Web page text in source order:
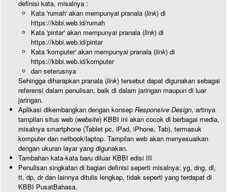
definisi kata, misalnya :
Kata 'rumah' akan mempunyai pranala (link) di
https://kbbi.web.id/rumah
Kata 'pintar' akan mempunyai pranala (link) di
https://kbbi.web.id/pintar
Kata 'komputer' akan mempunyai pranala (link) di
https://kbbi.web.id/komputer
dan seterusnya
Sehingga diharapkan pranala (link) tersebut dapat digunakan sebagai
referensi dalam penulisan, baik di dalam jaringan maupun di luar
jaringan.
Aplikasi dikembangkan dengan konsep Responsive Design, artinya
tampilan situs web (website) KBBI ini akan cocok di berbagai media,
misalnya smartphone (Tablet pc, iPad, iPhone, Tab), termasuk
komputer dan netbook/laptop. Tampilan web akan menyesuaikan
dengan ukuran layar yang digunakan.
Tambahan kata-kata baru diluar KBBI edisi III
Penulisan singkatan di bagian definisi seperti misalnya: yg, dng, dl,
tt, dp, dr dan lainnya ditulis lengkap, tidak seperti yang terdapat di
KBBI PusatBahasa.